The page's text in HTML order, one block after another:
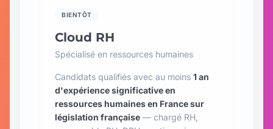
BIENTÔT
Cloud RH
Spécialisé en ressources humaines
Candidats qualifiés avec au moins 1 an
d'expérience significative en
ressources humaines en France sur
législation française — chargé RH,